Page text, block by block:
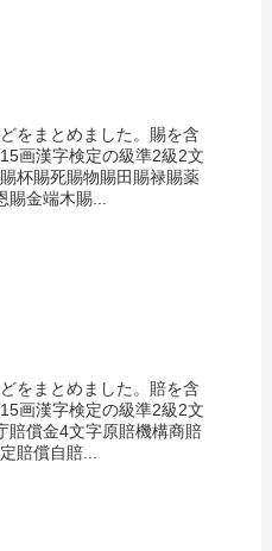
をまとめました。賜を含
画漢字検定の級準2級2文
杯賜死賜物賜田賜禄賜薬
金端木賜...
をまとめました。賠を含
画漢字検定の級準2級2文
賠償金4文字原賠機構商賠
賠償自賠...